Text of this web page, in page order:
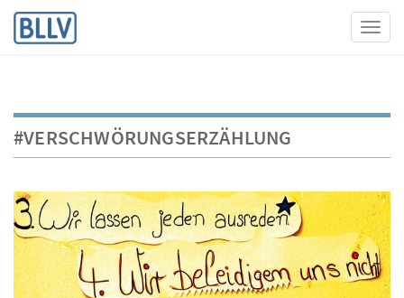
#VERSCHWÖRUNGSERZÄHLUNG